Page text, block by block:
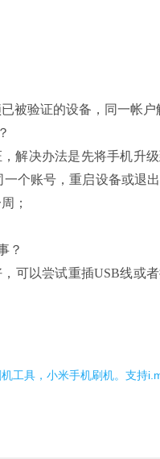
被验证的设备，同一帐户
解决办法是先将手机升
个账号，重启设备或退
；
？
可以尝试重插USB线或
工具，小米手机刷机。支持